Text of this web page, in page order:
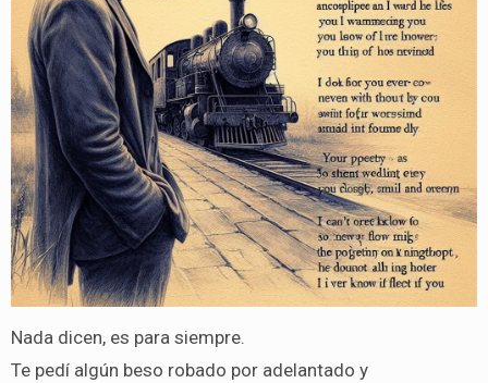
Nada dicen, es para siempre.
Te pedí algún beso robado por adelantado y